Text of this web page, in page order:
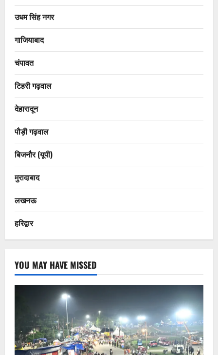
उधम सिंह नगर
गाजियाबाद
चंपावत
टिहरी गढ़वाल
देहारादून
पौड़ी गढ़वाल
बिजनौर (यूपी)
मुरादाबाद
लखनऊ
हरिद्वार
YOU MAY HAVE MISSED